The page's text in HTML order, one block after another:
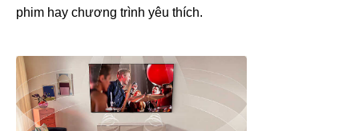
phim hay chương trình yêu thích.